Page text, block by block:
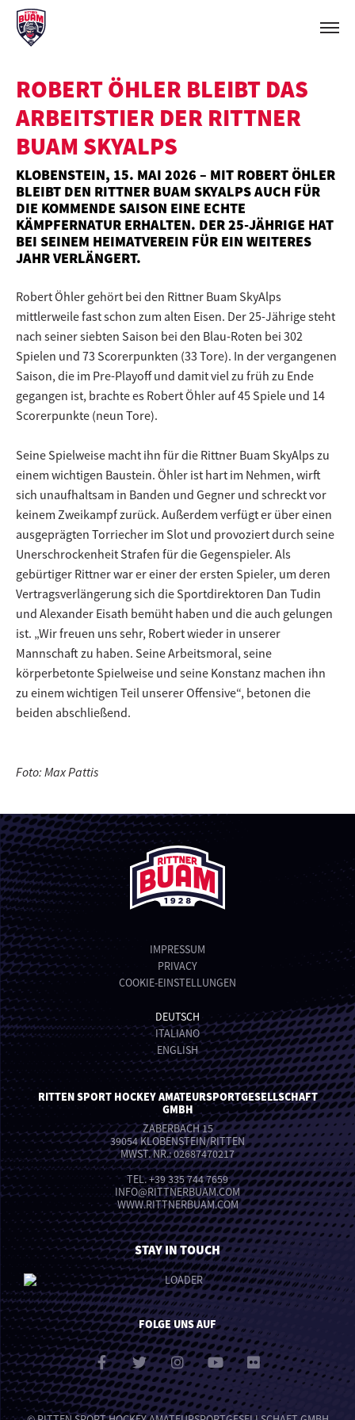
ROBERT ÖHLER BLEIBT DAS
ARBEITSTIER DER RITTNER
BUAM SKYALPS
KLOBENSTEIN, 15. MAI 2026 – MIT ROBERT ÖHLER
BLEIBT DEN RITTNER BUAM SKYALPS AUCH FÜR
DIE KOMMENDE SAISON EINE ECHTE
KÄMPFERNATUR ERHALTEN. DER 25-JÄHRIGE HAT
BEI SEINEM HEIMATVEREIN FÜR EIN WEITERES
JAHR VERLÄNGERT.
Robert Öhler gehört bei den Rittner Buam SkyAlps
mittlerweile fast schon zum alten Eisen. Der 25-Jährige steht
nach seiner siebten Saison bei den Blau-Roten bei 302
Spielen und 73 Scorerpunkten (33 Tore). In der vergangenen
Saison, die im Pre-Playoff und damit viel zu früh zu Ende
gegangen ist, brachte es Robert Öhler auf 45 Spiele und 14
Scorerpunkte (neun Tore).
Seine Spielweise macht ihn für die Rittner Buam SkyAlps zu
einem wichtigen Baustein. Öhler ist hart im Nehmen, wirft
sich unaufhaltsam in Banden und Gegner und schreckt vor
keinem Zweikampf zurück. Außerdem verfügt er über einen
ausgeprägten Torriecher im Slot und provoziert durch seine
Unerschrockenheit Strafen für die Gegenspieler. Als
gebürtiger Rittner war er einer der ersten Spieler, um deren
Vertragsverlängerung sich die Sportdirektoren Dan Tudin
und Alexander Eisath bemüht haben und die auch gelungen
ist. „Wir freuen uns sehr, Robert wieder in unserer
Mannschaft zu haben. Seine Arbeitsmoral, seine
körperbetonte Spielweise und seine Konstanz machen ihn
zu einem wichtigen Teil unserer Offensive“, betonen die
beiden abschließend.
Foto: Max Pattis
IMPRESSUM
PRIVACY
COOKIE-EINSTELLUNGEN
DEUTSCH
ITALIANO
ENGLISH
RITTEN SPORT HOCKEY AMATEURSPORTGESELLSCHAFT
GMBH
ZABERBACH 15
39054 KLOBENSTEIN/RITTEN
MWST. NR.: 02687470217
TEL.+39 335 744 7659
INFO@RITTNERBUAM.COM
WWW.RITTNERBUAM.COM
STAY IN TOUCH
FOLGE UNS AUF